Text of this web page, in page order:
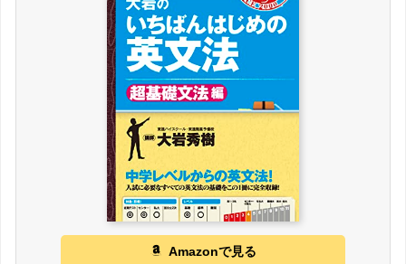
Amazonで見る